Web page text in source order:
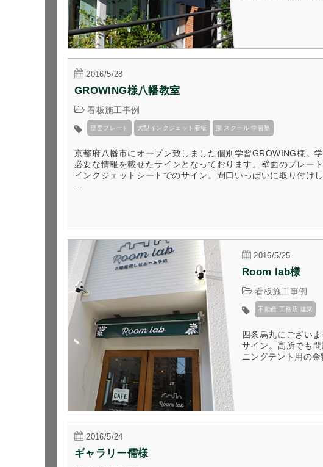
2016/5/28
GROWING様八幡教室
看板施工事例
壁面プレート 大型インクジェット看板 園 スクール 学習塾
京都府八幡市にオープン致しました個別学習GROWING様。
必要な情報を載せたサインとなっております。壁面のプレー
インクジェットシートでのサイン。​間口いっぱいに取り付け
2016/5/25
Room lab様
看板施工事例
不動産 工務店 建築
四条烏丸にござい
サイン。高所でも
ニングテント用の
2016/5/24
ギャラリー儒様